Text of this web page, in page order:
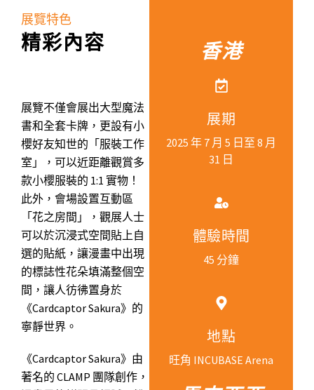
展覽特色
精彩內容
展覽不僅會展出大型魔法
書和全套卡牌，更設有小
櫻好友知世的「服裝工作
室」，可以近距離觀賞多
款小櫻服裝的 1:1 實物！
此外，會場設置互動區
「花之房間」，觀展人士
可以於沉浸式空間貼上自
選的貼紙，讓漫畫中出現
的標誌性花朵填滿整個空
間，讓人彷彿置身於
《Cardcaptor Sakura》的
寧靜世界。
《Cardcaptor Sakura》由
著名的 CLAMP 團隊創作，
香港
展期
2025 年 7 月 5 日至 8 月
31 日
體驗時間
45 分鐘
地點
旺角 INCUBASE Arena